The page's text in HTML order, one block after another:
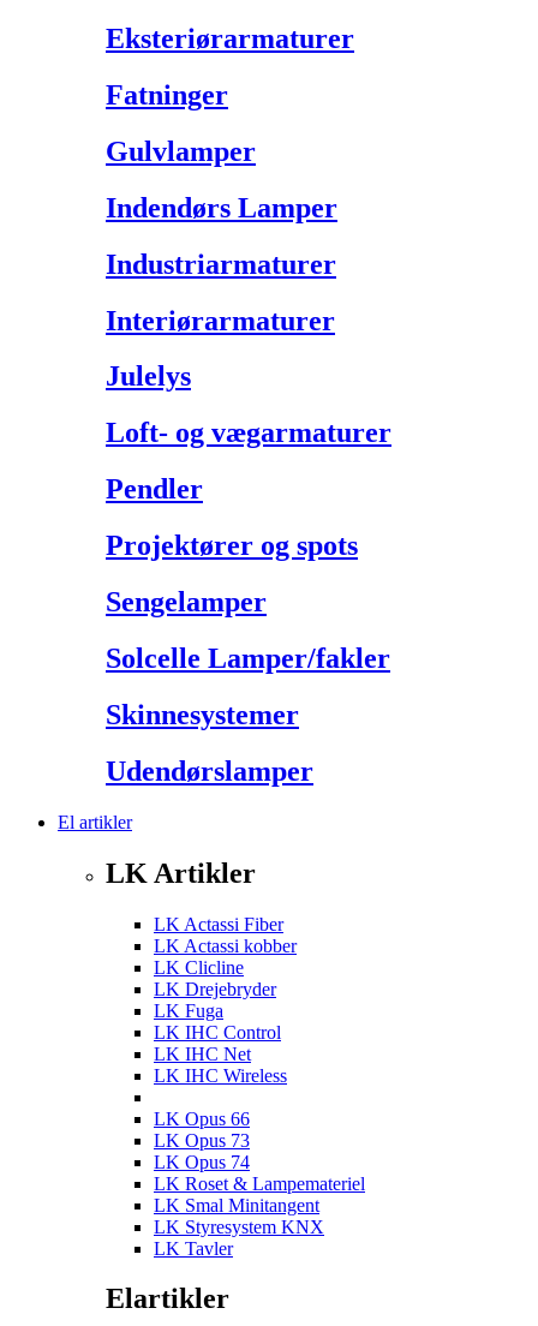
Eksteriørarmaturer
Fatninger
Gulvlamper
Indendørs Lamper
Industriarmaturer
Interiørarmaturer
Julelys
Loft- og vægarmaturer
Pendler
Projektører og spots
Sengelamper
Solcelle Lamper/fakler
Skinnesystemer
Udendørslamper
El artikler
LK Artikler
LK Actassi Fiber
LK Actassi kobber
LK Clicline
LK Drejebryder
LK Fuga
LK IHC Control
LK IHC Net
LK IHC Wireless
LK Opus 66
LK Opus 73
LK Opus 74
LK Roset & Lampemateriel
LK Smal Minitangent
LK Styresystem KNX
LK Tavler
Elartikler